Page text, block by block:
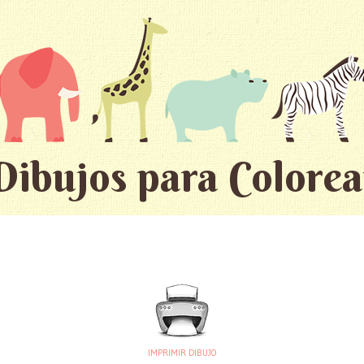
para
IMPRIMIR DIBUJO